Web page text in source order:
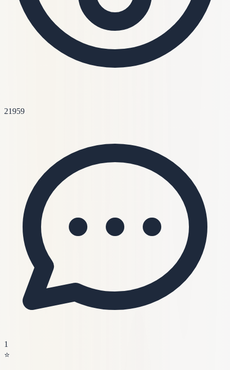
21959
1
⭐